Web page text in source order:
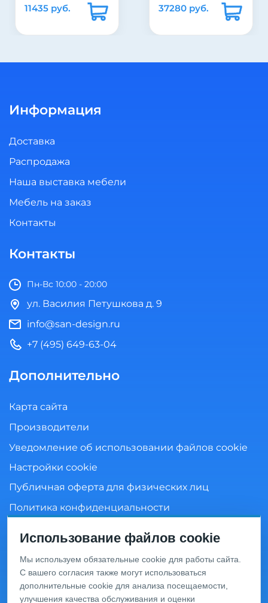
37280 руб. 2280 руб.
Информация
Доставка
Распродажа
Наша выставка мебели
Мебель на заказ
Контакты
Контакты
Пн-Вс 10:00 - 20:00
ул. Василия Петушкова д. 9
info@san-design.ru
+7 (495) 649-63-04
Дополнительно
Карта сайта
Производители
Уведомление об использовании файлов cookie
Настройки cookie
Публичная оферта для физических лиц
Политика конфиденциальности
Информация о ценах и товарах на данном сайте носит
информационный характер и не является публичной
офертой, определяемой положениями Статьи 437 ГК
Использование файлов cookie
Мы используем обязательные cookie для работы сайта.
С вашего согласия также могут использоваться
дополнительные cookie для анализа посещаемости,
улучшения качества обслуживания и оценки